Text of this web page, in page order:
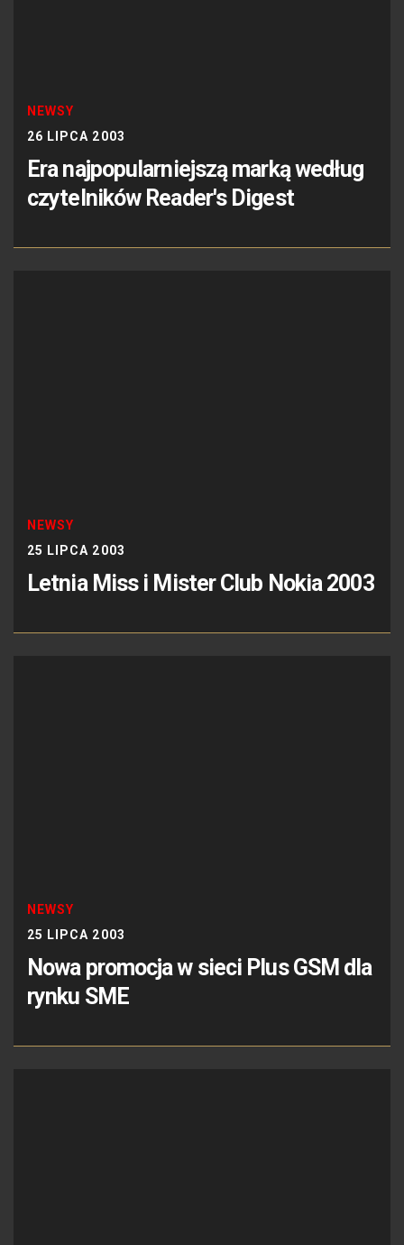
NEWSY
26 LIPCA 2003
Era najpopularniejszą marką według
czytelników Reader's Digest
NEWSY
25 LIPCA 2003
Letnia Miss i Mister Club Nokia 2003
NEWSY
25 LIPCA 2003
Nowa promocja w sieci Plus GSM dla
rynku SME